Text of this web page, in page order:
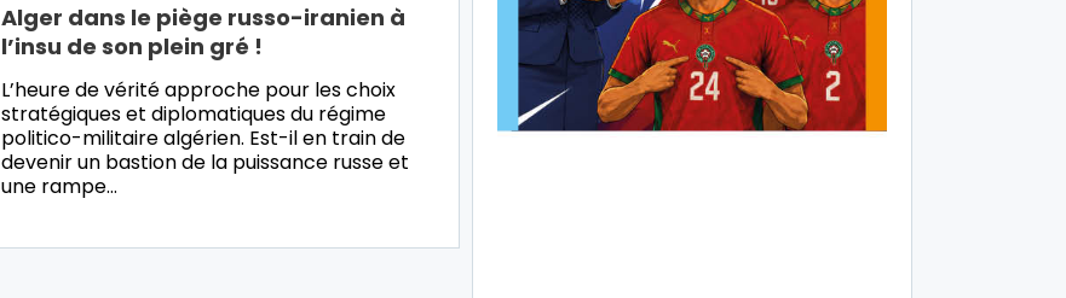
Alger dans le piège russo-iranien à
l’insu de son plein gré !
L’heure de vérité approche pour les choix
stratégiques et diplomatiques du régime
politico-militaire algérien. Est-il en train de
devenir un bastion de la puissance russe et
une rampe…